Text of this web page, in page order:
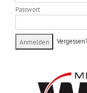
Passwort